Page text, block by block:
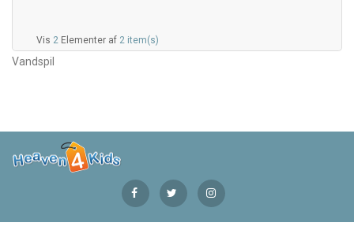
Vis 2 Elementer af 2 item(s)
Vandspil